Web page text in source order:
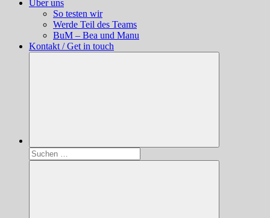
Über uns
So testen wir
Werde Teil des Teams
BuM – Bea und Manu
Kontakt / Get in touch
Suchen
nach: